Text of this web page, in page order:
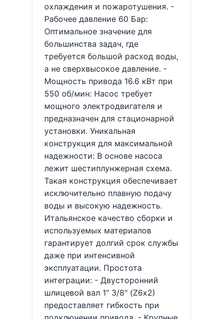
охлаждения и пожаротушения. -
Рабочее давление 60 Бар:
Оптимальное значение для
большинства задач, где
требуется большой расход воды,
а не сверхвысокое давление. -
Мощность привода 16.6 кВт при
550 об/мин: Насос требует
мощного электродвигателя и
предназначен для стационарной
установки. Уникальная
конструкция для максимальной
надежности: В основе насоса
лежит шестиплунжерная схема.
Такая конструкция обеспечивает
исключительно плавную подачу
воды и высокую надежность.
Итальянское качество сборки и
используемых материалов
гарантирует долгий срок службы
даже при интенсивной
эксплуатации. Простота
интеграции: - Двусторонний
шлицевой вал 1" 3/8" (Z6х2)
предоставляет гибкость при